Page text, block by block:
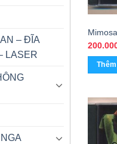
– ĐĨA
LASER
Đời –